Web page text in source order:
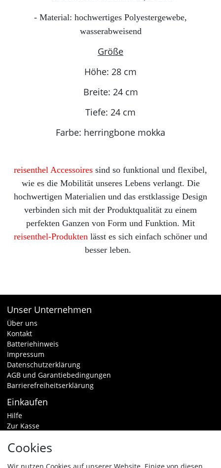
- Material: hochwertiges Polyestergewebe,
wasserabweisend
Größe
Höhe: 28 cm
Breite: 24 cm
Tiefe: 24 cm
Farbe: herringbone mokka
reisenthel Accessoires sind so funktional und flexibel,
wie es die Mobilität unseres Lebens verlangt. Die
hochwertigen Materialien und das erstklassige Design
verbinden sich mit der Produktqualität zu einem
perfekten Ganzen von Form und Funktion. Mit
reisenthel-Produkten lässt es sich einfach schöner und
besser leben.
Unser Unternehmen
Über uns
Kontakt
Batteriehinweis
Impressum
Datenschutzerklärung
AGB und Garantiebedingungen
Barrierefreiheitserklärung
Einkaufen
Hilfe
Zur Kasse
Zahlungsarten & Versand
Cookies